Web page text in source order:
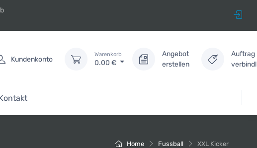
Kundenkonto
Warenkorb
0.00 €
Angebot
erstellen
Auftrag
Home Fussball XXL Kicker